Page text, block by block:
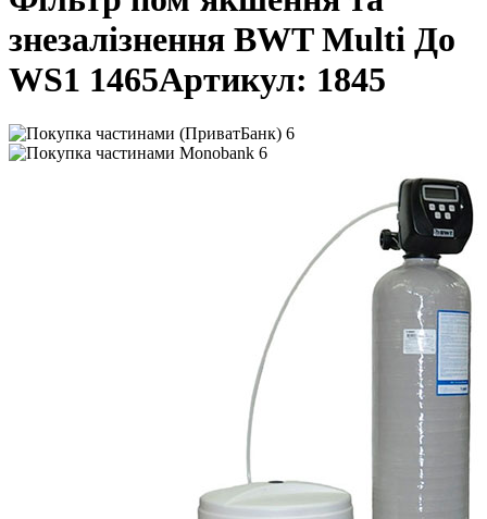
знезалізнення BWT Multi До
WS1 1465Артикул: 1845
6
6